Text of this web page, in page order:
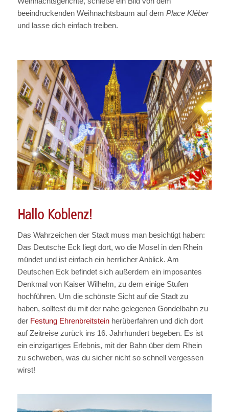
beeindruckenden Weihnachtsbaum auf dem Place Kléber
und lasse dich einfach treiben.
Hallo Koblenz!
Das Wahrzeichen der Stadt muss man besichtigt haben:
Das Deutsche Eck liegt dort, wo die Mosel in den Rhein
mündet und ist einfach ein herrlicher Anblick. Am
Deutschen Eck befindet sich außerdem ein imposantes
Denkmal von Kaiser Wilhelm, zu dem einige Stufen
hochführen. Um die schönste Sicht auf die Stadt zu
haben, solltest du mit der nahe gelegenen Gondelbahn zu
der Festung Ehrenbreitsteinherüberfahren und dich dort
auf Zeitreise zurück ins 16. Jahrhundert begeben. Es ist
ein einzigartiges Erlebnis, mit der Bahn über dem Rhein
zu schweben, was du sicher nicht so schnell vergessen
wirst!